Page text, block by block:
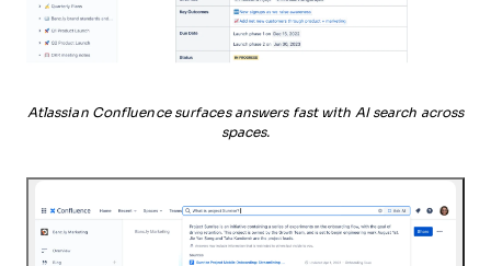
Atlassian Confluence surfaces answers fast with AI search across
spaces.